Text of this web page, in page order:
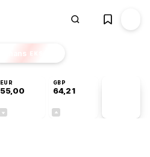
Finans EKSTRA
EUR
55,00
GBP
64,21